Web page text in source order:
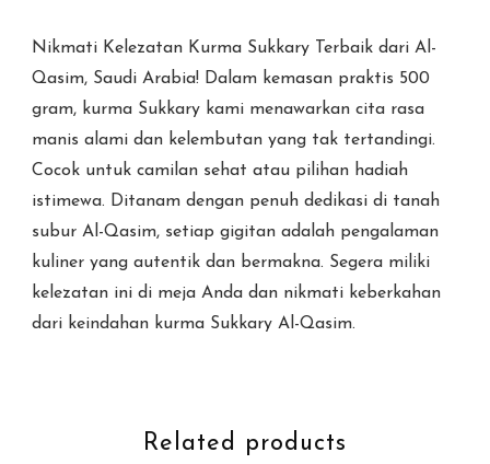
Nikmati Kelezatan Kurma Sukkary Terbaik dari Al-
Qasim, Saudi Arabia! Dalam kemasan praktis 500
gram, kurma Sukkary kami menawarkan cita rasa
manis alami dan kelembutan yang tak tertandingi.
Cocok untuk camilan sehat atau pilihan hadiah
istimewa. Ditanam dengan penuh dedikasi di tanah
subur Al-Qasim, setiap gigitan adalah pengalaman
kuliner yang autentik dan bermakna. Segera miliki
kelezatan ini di meja Anda dan nikmati keberkahan
dari keindahan kurma Sukkary Al-Qasim.
Related products